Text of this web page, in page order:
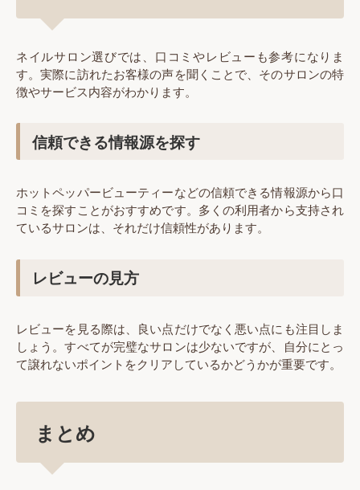
ネイルサロン選びでは、口コミやレビューも参考になりま
す。実際に訪れたお客様の声を聞くことで、そのサロンの特
徴やサービス内容がわかります。
信頼できる情報源を探す
ホットペッパービューティーなどの信頼できる情報源から口
コミを探すことがおすすめです。多くの利用者から支持され
ているサロンは、それだけ信頼性があります。
レビューの見方
レビューを見る際は、良い点だけでなく悪い点にも注目しま
しょう。すべてが完璧なサロンは少ないですが、自分にとっ
て譲れないポイントをクリアしているかどうかが重要です。
まとめ